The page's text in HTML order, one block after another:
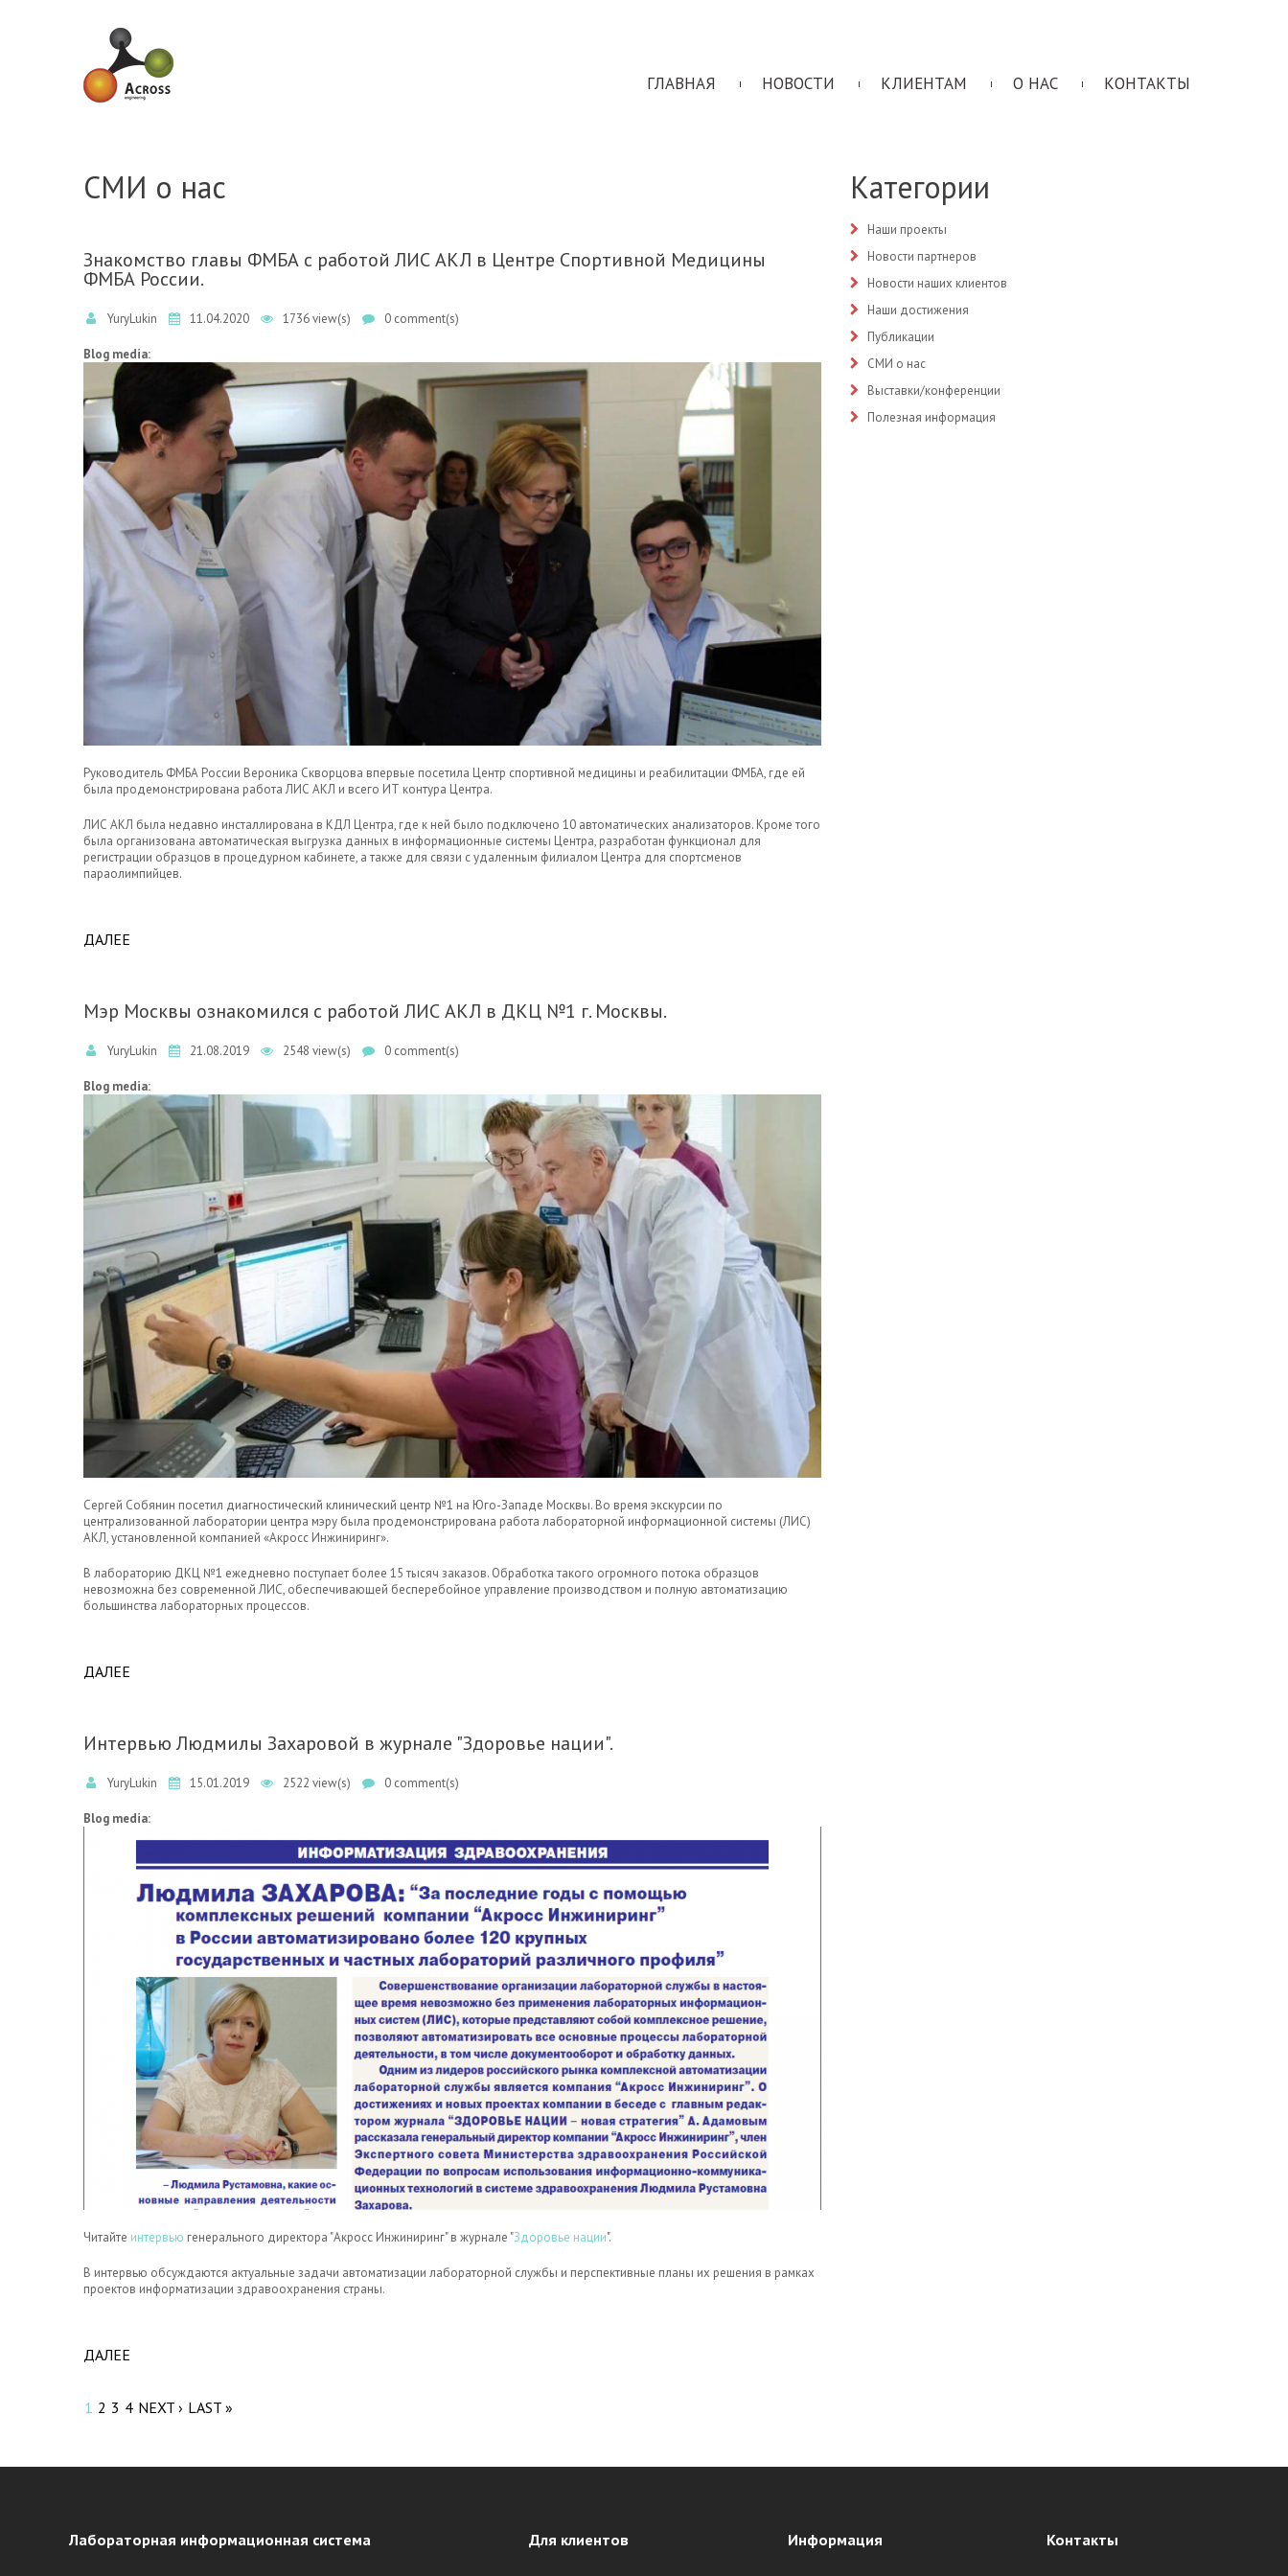
ГЛАВНАЯ НОВОСТИ КЛИЕНТАМ О НАС КОНТАКТЫ
СМИ о нас
Знакомство главы ФМБА с работой ЛИС АКЛ в Центре Спортивной Медицины
ФМБА России.
YuryLukin 11.04.2020 1736 view(s) 0 comment(s)
Blog media:
Руководитель ФМБА России Вероника Скворцова впервые посетила Центр спортивной медицины и реабилитации ФМБА, где ей
была продемонстрирована работа ЛИС АКЛ и всего ИТ контура Центра.
ЛИС АКЛ была недавно инсталлирована в КДЛ Центра, где к ней было подключено 10 автоматических анализаторов. Кроме того
была организована автоматическая выгрузка данных в информационные системы Центра, разработан функционал для
регистрации образцов в процедурном кабинете, а также для связи с удаленным филиалом Центра для спортсменов
параолимпийцев.
ДАЛЕЕ
Мэр Москвы ознакомился с работой ЛИС АКЛ в ДКЦ №1 г. Москвы.
YuryLukin 21.08.2019 2548 view(s) 0 comment(s)
Blog media:
Сергей Собянин посетил диагностический клинический центр №1 на Юго-Западе Москвы. Во время экскурсии по
централизованной лаборатории центра мэру была продемонстрирована работа лабораторной информационной системы (ЛИС)
АКЛ, установленной компанией «Акросс Инжиниринг».
В лабораторию ДКЦ №1 ежедневно поступает более 15 тысяч заказов. Обработка такого огромного потока образцов
невозможна без современной ЛИС, обеспечивающей бесперебойное управление производством и полную автоматизацию
большинства лабораторных процессов.
ДАЛЕЕ
Интервью Людмилы Захаровой в журнале "Здоровье нации".
YuryLukin 15.01.2019 2522 view(s) 0 comment(s)
Blog media:
Читайте интервью генерального директора "Акросс Инжиниринг" в журнале "Здоровье нации".
В интервью обсуждаются актуальные задачи автоматизации лабораторной службы и перспективные планы их решения в рамках
проектов информатизации здравоохранения страны.
ДАЛЕЕ
1 2 3 4 NEXT › LAST »
Категории
Наши проекты
Новости партнеров
Новости наших клиентов
Наши достижения
Публикации
СМИ о нас
Выставки/конференции
Полезная информация
Лабораторная информационная система Для клиентов Информация Контакты